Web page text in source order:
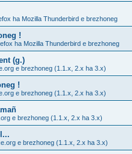
ha Mozilla Thunderbird e brezhoneg
!
ha Mozilla Thunderbird e brezhoneg
(g.)
e brezhoneg (1.1.x, 2.x ha 3.x)
!
e brezhoneg (1.1.x, 2.x ha 3.x)
e brezhoneg (1.1.x, 2.x ha 3.x)
e brezhoneg (1.1.x, 2.x ha 3.x)